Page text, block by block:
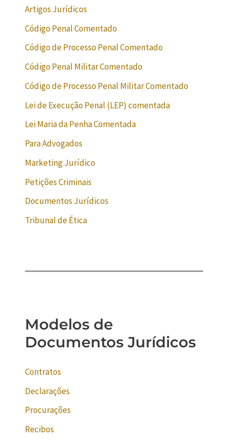
Artigos Jurídicos
Código Penal Comentado
Código de Processo Penal Comentado
Código Penal Militar Comentado
Código de Processo Penal Militar Comentado
Lei de Execução Penal (LEP) comentada
Lei Maria da Penha Comentada
Para Advogados
Marketing Jurídico
Petições Criminais
Documentos Jurídicos
Tribunal de Ética
Modelos de
Documentos Jurídicos
Contratos
Declarações
Procurações
Recibos